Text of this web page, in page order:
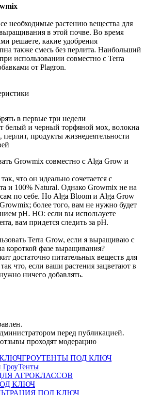
необходимые растению вещества для
в этой почве. Во время
решаете, какие удобрения
также смесь без перлита. Наибольший
использовании совместно с Terra
от Plagron.
в первые три недели
белый и черный торфяной мох, волокна
перлит, продукты жизнедеятельности
Growmix совместно с Alga Grow и
что он идеально сочетается с
и 100% Natural. Однако Growmix не на
по себе. Но Alga Bloom и Alga Grow
более того, вам не нужно будет
pH. НО: если вы используете
вам придется следить за pH.
Terra Grow, если я выращиваю с
короткой фазе выращивания?
достаточно питательных веществ для
что, если ваши растения зацветают в
ничего добавлять.
перед публикацией.
проходят модерацию
ГРОУТЕНТЫ ПОД КЛЮЧ
ГроуТенты
АГРОКЛАССОВ
КЛЮЧ
ПОД КЛЮЧ